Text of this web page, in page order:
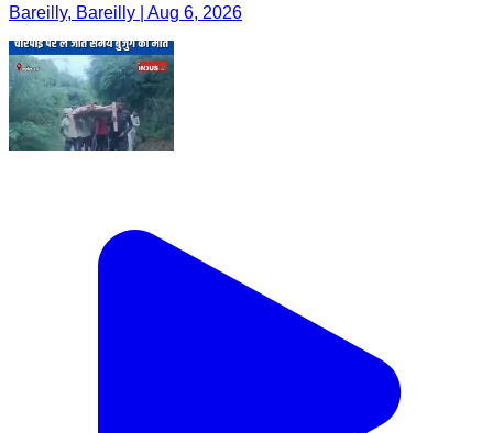
Bareilly, Bareilly | Aug 6, 2026